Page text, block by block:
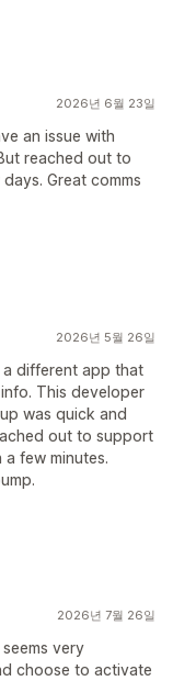
2026년 6월 23일
an issue with
reached out to
Great comms
2026년 5월 26일
a different app that
This developer
was quick and
out to support
few minutes.
2026년 7월 26일
very
choose to activate